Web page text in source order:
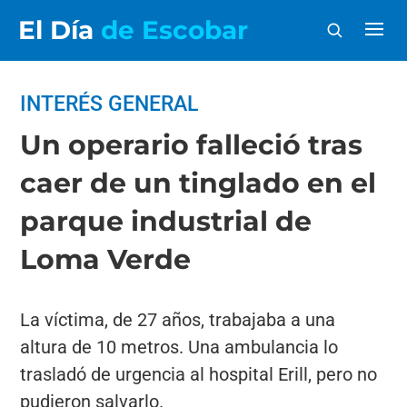
El Día de Escobar
INTERÉS GENERAL
Un operario falleció tras
caer de un tinglado en el
parque industrial de
Loma Verde
La víctima, de 27 años, trabajaba a una
altura de 10 metros. Una ambulancia lo
trasladó de urgencia al hospital Erill, pero no
pudieron salvarlo.